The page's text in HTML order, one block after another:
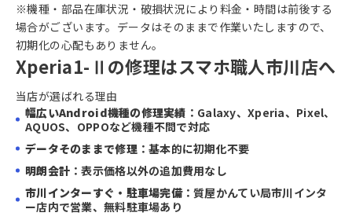
※機種・部品在庫状況・破損状況により料金・時間は前後する
場合がございます。データはそのままで作業いたしますので、
初期化の心配もありません。
Xperia1-Ⅱの修理はスマホ職人市川店へ
当店が選ばれる理由
幅広いAndroid機種の修理実績 ：Galaxy、Xperia、Pixel、
AQUOS、OPPOなど機種不問で対応
データそのままで修理：基本的に初期化不要
明朗会計 ：表示価格以外の追加費用なし
市川インターすぐ・駐車場完備：質屋かんてい局市川インタ
ー店内で営業、無料駐車場あり